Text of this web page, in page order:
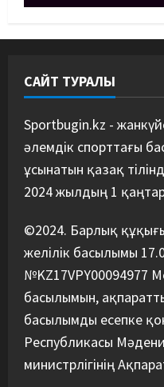
5
САЙТ ТУРАЛЫ
Sportbugin.kz -
әлемдік спорттағы
ұсынатын қазақ
2024 жылдың 1
©2024. Барлық
желілік басылымы
№KZ17VPY00094977
басылымын,
басылымды есепке
Республикасы
министрлігінің